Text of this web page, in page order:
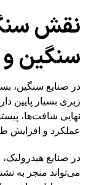
نقش
سنگین
در صنایع سنگین،
زبری بسیار پایین
نهایی شافت‌ها،
عملکرد و افزایش
در صنایع
می‌تواند منجر به